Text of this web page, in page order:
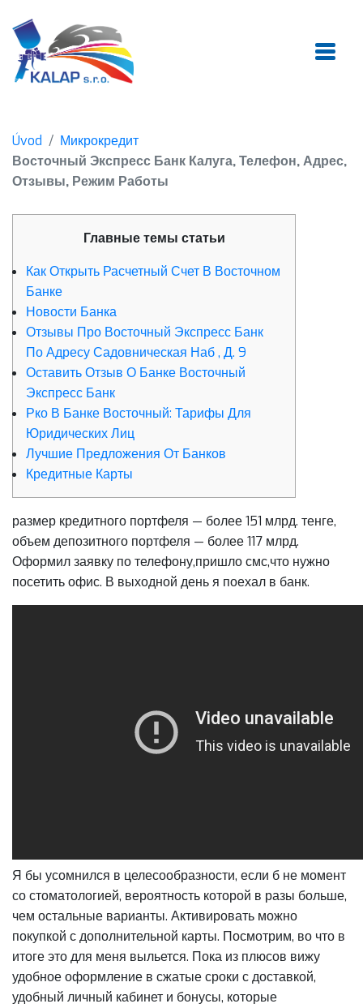
Úvod
Микрокредит
Восточный Экспресс Банк Калуга, Телефон, Адрес,
Отзывы, Режим Работы
Главные темы статьи
Как Открыть Расчетный Счет В Восточном
Банке
Новости Банка
Отзывы Про Восточный Экспресс Банк
По Адресу Садовническая Наб , Д. 9
Оставить Отзыв О Банке Восточный
Экспресс Банк
Рко В Банке Восточный: Тарифы Для
Юридических Лиц
Лучшие Предложения От Банков
Кредитные Карты
размер кредитного портфеля — более 151 млрд. тенге,
объем депозитного портфеля — более 117 млрд.
Оформил заявку по телефону,пришло смс,что нужно
посетить офис. В выходной день я поехал в банк.
Я бы усомнился в целесообразности, если б не момент
со стоматологией, вероятность которой в разы больше,
чем остальные варианты. Активировать можно
покупкой с дополнительной карты. Посмотрим, во что в
итоге это для меня выльется. Пока из плюсов вижу
удобное оформление в сжатые сроки с доставкой,
удобный личный кабинет и бонусы, которые